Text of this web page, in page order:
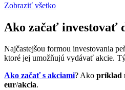
Zobraziť všetko
Ako začať investovať
Najčastejšou formou investovania
ktoré jej umožňujú vydávať akcie.
Ako začať s akciami? Ako príklad
eur/akcia.